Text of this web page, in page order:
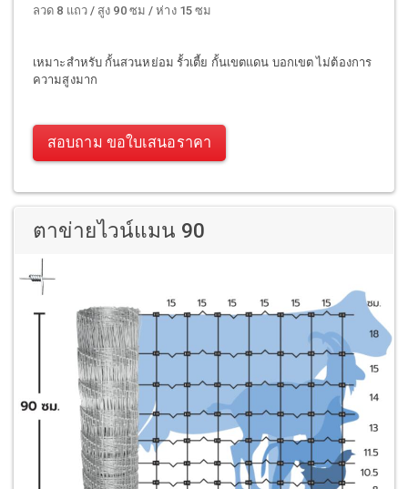
ลวด 8 แถว / สูง 90 ซม / ห่าง 15 ซม
เหมาะสำหรับ กั้นสวนหย่อม รั้วเตี้ย กั้นเขตแดน บอกเขต ไม่ต้องการ
ความสูงมาก
สอบถาม ขอใบเสนอราคา
ตาข่ายไวน์แมน 90